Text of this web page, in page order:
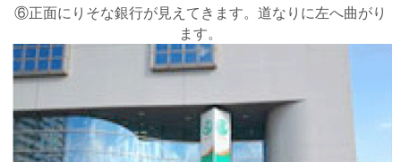
⑥正面にりそな銀行が見えてきます。道なりに左へ曲がり
ます。